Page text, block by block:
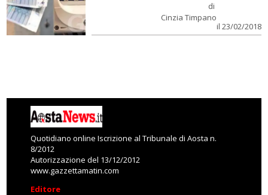
di
Cinzia Timpano
il 23/02/2018
Quotidiano online Iscrizione al Tribunale di Aosta n.
8/2012
Autorizzazione del 13/12/2012
www.gazzettamatin.com
Editore